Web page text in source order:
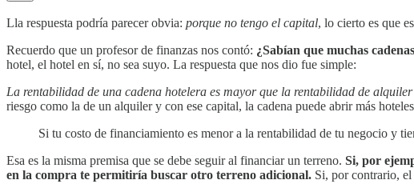
Lla respuesta podría parecer obvia: porque no tengo el capital, lo cierto es que
Recuerdo que un profesor de finanzas nos contó: ¿Sabían que muchas
hotel, el hotel en sí, no sea suyo. La respuesta que nos dio fue simple:
La rentabilidad de una cadena hotelera es mayor que la rentabilidad de alquiler
riesgo como la de un alquiler y con ese capital, la cadena puede abrir más
Si tu costo de financiamiento es menor a la rentabilidad de tu negocio y
Esa es la misma premisa que se debe seguir al financiar un terreno. Si, por
en la compra te permitiría buscar otro terreno adicional. Si, por contrario,